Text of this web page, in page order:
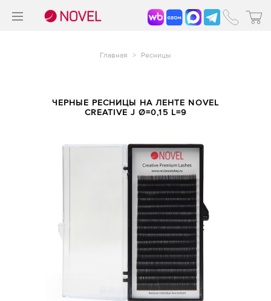
Главная > Ресницы
ЧЕРНЫЕ РЕСНИЦЫ НА ЛЕНТЕ NOVEL
CREATIVE J Ø=0,15 L=9